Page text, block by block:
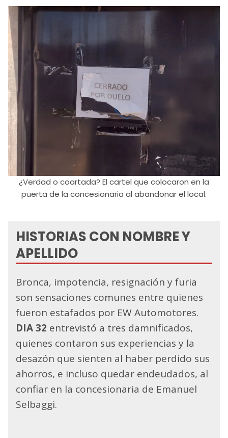
¿Verdad o coartada? El cartel que colocaron en la
puerta de la concesionaria al abandonar el local.
HISTORIAS CON NOMBRE Y
APELLIDO
Bronca, impotencia, resignación y furia
son sensaciones comunes entre quienes
fueron estafados por EW Automotores.
DIA 32 entrevistó a tres damnificados,
quienes contaron sus experiencias y la
desazón que sienten al haber perdido sus
ahorros, e incluso quedar endeudados, al
confiar en la concesionaria de Emanuel
Selbaggi.